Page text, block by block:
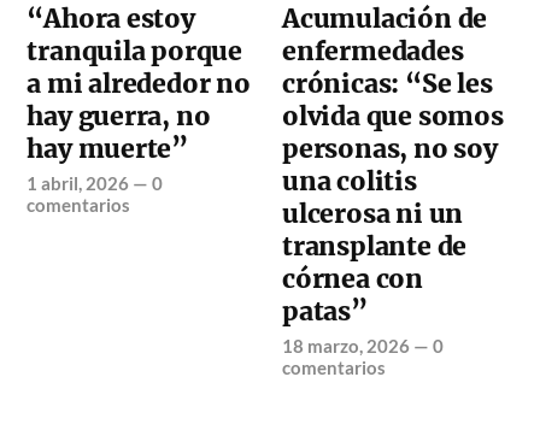
“Ahora estoy
tranquila porque
a mi alrededor no
hay guerra, no
hay muerte”
1 abril, 2026 —0
comentarios
Acumulación de
enfermedades
crónicas: “Se les
olvida que somos
personas, no soy
una colitis
ulcerosa ni un
transplante de
córnea con
patas”
18 marzo, 2026 —0
comentarios